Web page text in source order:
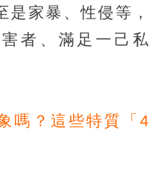
是家暴、性侵等，
者、滿足一己私
嗎？這些特質「4